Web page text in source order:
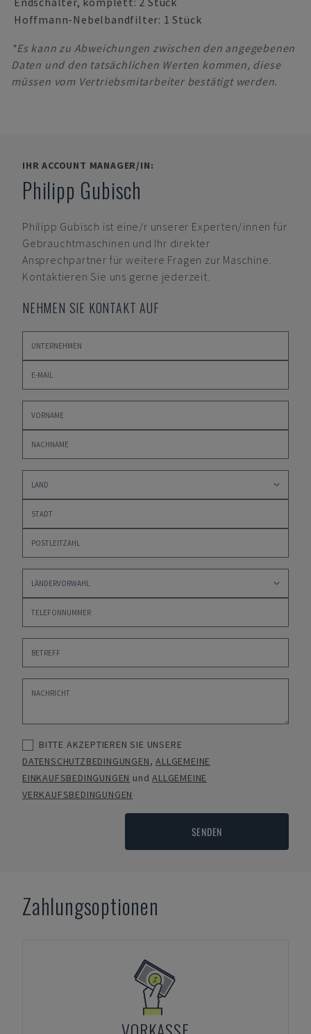
Hoffmann-Nebelbandfilter: 1 Stück
*Es kann zu Abweichungen zwischen den angegebenen
Daten und den tatsächlichen Werten kommen, diese
müssen vom Vertriebsmitarbeiter bestätigt werden.
IHR ACCOUNT MANAGER/IN:
Philipp Gubisch
Philipp Gubisch ist eine/r unserer Experten/innen für
Gebrauchtmaschinen und Ihr direkter
Ansprechpartner für weitere Fragen zur Maschine.
Kontaktieren Sie uns gerne jederzeit.
NEHMEN SIE KONTAKT AUF
BITTE AKZEPTIEREN SIE UNSERE
DATENSCHUTZBEDINGUNGEN,ALLGEMEINE
EINKAUFSBEDINGUNGEN undALLGEMEINE
VERKAUFSBEDINGUNGEN
SENDEN
Zahlungsoptionen